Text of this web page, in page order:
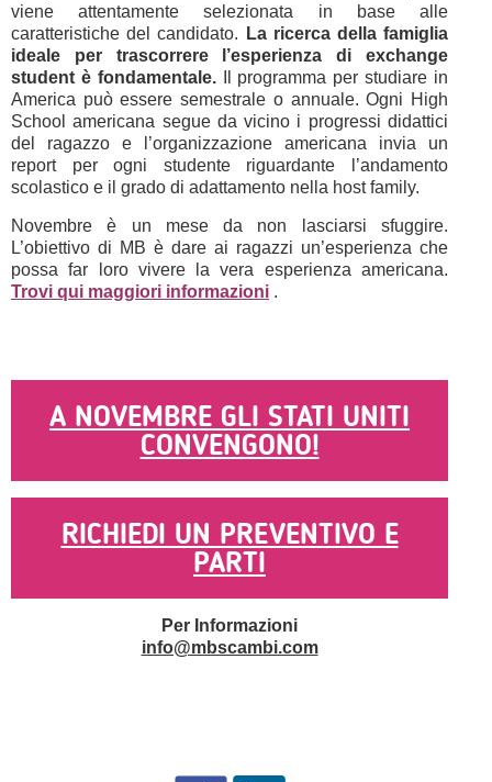
viene attentamente selezionata in base alle
caratteristiche del candidato.
La ricerca della famiglia
ideale per trascorrere l’esperienza di exchange
student è fondamentale.Il programma per studiare in
America può essere semestrale o annuale. Ogni High
School americana segue da vicino i progressi didattici
del ragazzo e l’organizzazione americana invia un
report per ogni studente riguardante l’andamento
scolastico e il grado di adattamento nella host family.
Novembre è un mese da non lasciarsi sfuggire.
L’obiettivo di MB è dare ai ragazzi un’esperienza che
possa far loro vivere la vera esperienza americana.
Trovi qui maggiori informazioni .
A NOVEMBRE GLI STATI UNITI
CONVENGONO!
RICHIEDI UN PREVENTIVO E
PARTI
Per Informazioni
info@mbscambi.com